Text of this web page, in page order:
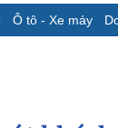
Ô tô - Xe máy